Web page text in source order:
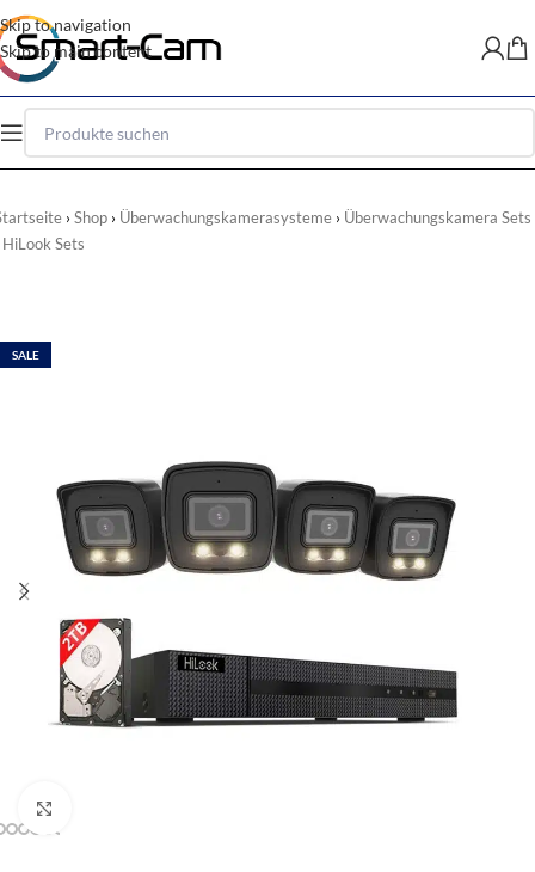
Skip to navigation
Skip to main content
Shop Überwachungskamerasysteme
Überwachungskamera Sets
HiLook Sets
SALE